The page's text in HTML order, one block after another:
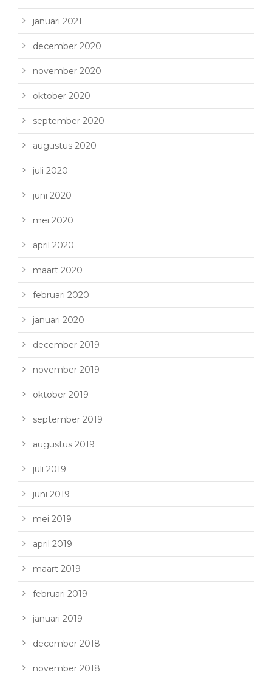
januari 2021
december 2020
november 2020
oktober 2020
september 2020
augustus 2020
juli 2020
juni 2020
mei 2020
april 2020
maart 2020
februari 2020
januari 2020
december 2019
november 2019
oktober 2019
september 2019
augustus 2019
juli 2019
juni 2019
mei 2019
april 2019
maart 2019
februari 2019
januari 2019
december 2018
november 2018